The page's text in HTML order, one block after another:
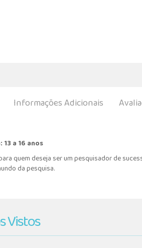
Informações Adicionais
a 16 anos
quem deseja ser um pesquisador de
da pesquisa.
Vistos